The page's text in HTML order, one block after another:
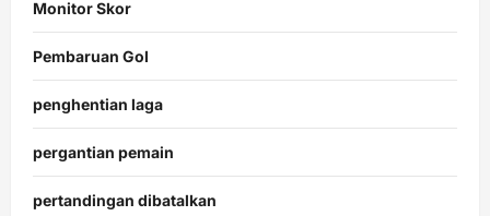
Monitor Skor
Pembaruan Gol
penghentian laga
pergantian pemain
pertandingan dibatalkan